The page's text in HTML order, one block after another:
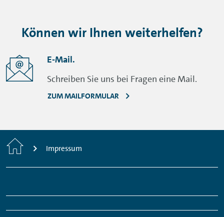
Können wir Ihnen weiterhelfen?
E-Mail.
Schreiben Sie uns bei Fragen eine Mail.
ZUM MAILFORMULAR
Home Impressum